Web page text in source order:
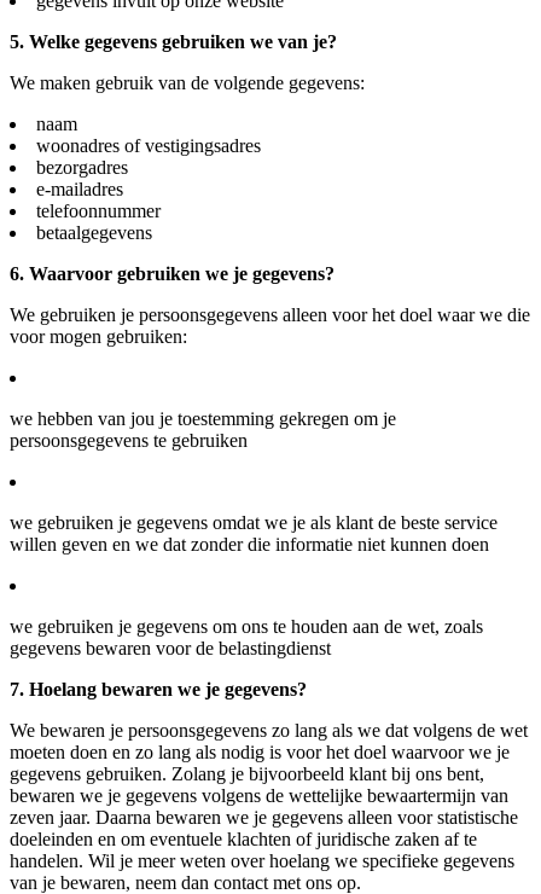
5. Welke gegevens gebruiken we van je?
We maken gebruik van de volgende gegevens:
naam
woonadres of vestigingsadres
bezorgadres
e-mailadres
telefoonnummer
betaalgegevens
6. Waarvoor gebruiken we je gegevens?
We gebruiken je persoonsgegevens alleen voor het doel waar we die
voor mogen gebruiken:
we hebben van jou je toestemming gekregen om je
persoonsgegevens te gebruiken
we gebruiken je gegevens omdat we je als klant de beste service
willen geven en we dat zonder die informatie niet kunnen doen
we gebruiken je gegevens om ons te houden aan de wet, zoals
gegevens bewaren voor de belastingdienst
7. Hoelang bewaren we je gegevens?
We bewaren je persoonsgegevens zo lang als we dat volgens de wet
moeten doen en zo lang als nodig is voor het doel waarvoor we je
gegevens gebruiken. Zolang je bijvoorbeeld klant bij ons bent,
bewaren we je gegevens volgens de wettelijke bewaartermijn van
zeven jaar. Daarna bewaren we je gegevens alleen voor statistische
doeleinden en om eventuele klachten of juridische zaken af te
handelen. Wil je meer weten over hoelang we specifieke gegevens
van je bewaren, neem dan contact met ons op.